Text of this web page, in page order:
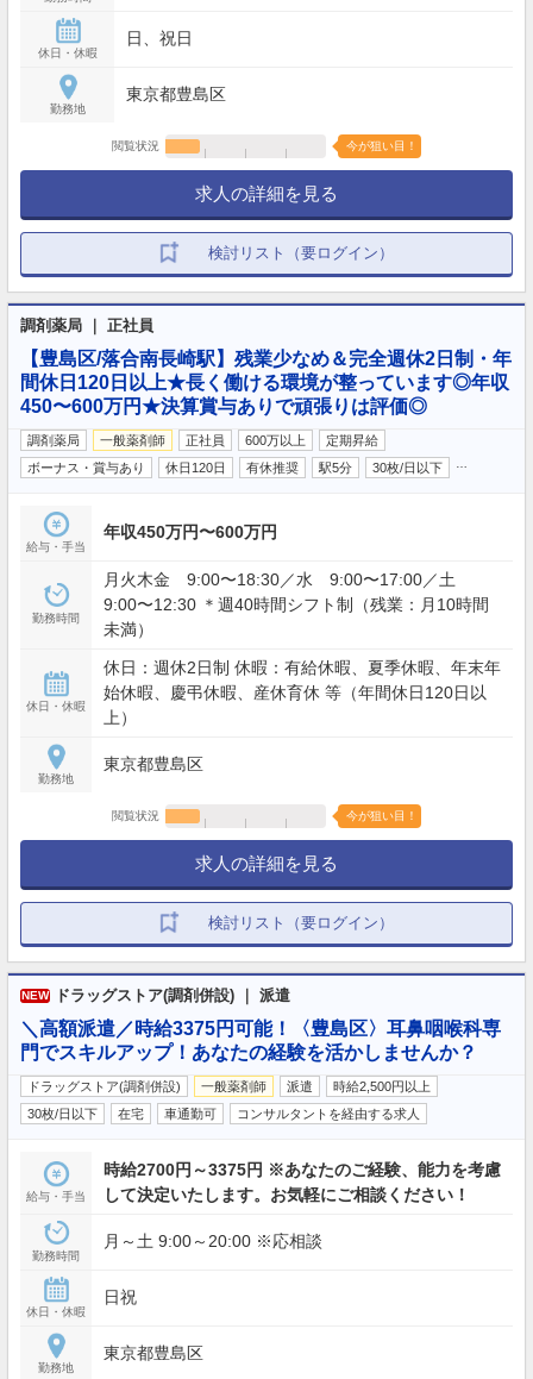
休日・休暇
日、祝日
勤務地
東京都豊島区
閲覧状況 今が狙い目！
求人の詳細を見る
検討リスト（要ログイン）
調剤薬局 ｜ 正社員
【豊島区/落合南長崎駅】残業少なめ＆完全週休2日制・年
間休日120日以上★長く働ける環境が整っています◎年収
450〜600万円★決算賞与ありで頑張りは評価◎
調剤薬局 一般薬剤師 正社員 600万以上
定期昇給
ボーナス・賞与あり
休日120日 有休推奨 駅5分 30枚/日以下
給与・手当
年収450万円〜600万円
勤務時間
月火木金 9:00〜18:30／水 9:00〜17:00／土
9:00〜12:30 ＊週40時間シフト制（残業：月10時間
未満）
休日・休暇
休日：週休2日制 休暇：有給休暇、夏季休暇、年末年
始休暇、慶弔休暇、産休育休 等（年間休日120日以
上）
勤務地
東京都豊島区
閲覧状況 今が狙い目！
求人の詳細を見る
検討リスト（要ログイン）
NEW ドラッグストア(調剤併設) ｜ 派遣
＼高額派遣／時給3375円可能！〈豊島区〉耳鼻咽喉科専
門でスキルアップ！あなたの経験を活かしませんか？
ドラッグストア(調剤併設) 一般薬剤師 派遣
時給2,500円以上
30枚/日以下
在宅 車通勤可 コンサルタントを経由する求人
給与・手当
時給2700円～3375円 ※あなたのご経験、能力を考慮
して決定いたします。お気軽にご相談ください！
勤務時間
月～土 9:00～20:00 ※応相談
休日・休暇
日祝
勤務地
東京都豊島区